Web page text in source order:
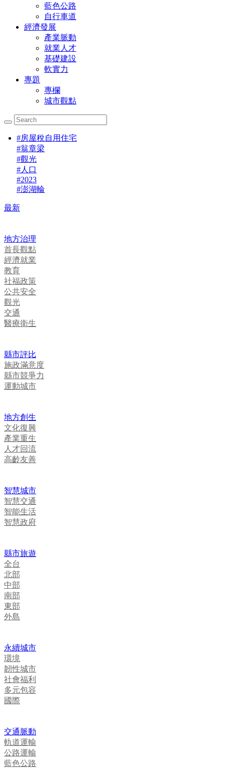
藍色公路
自行車道
經濟發展
產業脈動
就業人才
基礎建設
軟實力
專題
專欄
城市觀點
#房屋稅自用住宅
#翁章梁
#觀光
#人口
#2023
#澎湖輪
最新
地方治理
首長觀點
經濟就業
教育
社福政策
公共安全
觀光
交通
醫療衛生
縣市評比
施政滿意度
縣市競爭力
運動城市
地方創生
文化復興
產業重生
人才回流
高齡友善
智慧城市
智慧交通
智能生活
智慧政府
縣市旅遊
全台
北部
中部
南部
東部
外島
永續城市
環境
韌性城市
社會福利
多元包容
國際
交通脈動
軌道運輸
公路運輸
藍色公路